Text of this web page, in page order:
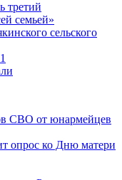
третий
семьей»
сельского
СВО от юнармейцев
опрос ко Дню матери